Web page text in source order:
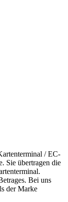
/ EC-
Sie übertragen die
Bei uns
der Marke